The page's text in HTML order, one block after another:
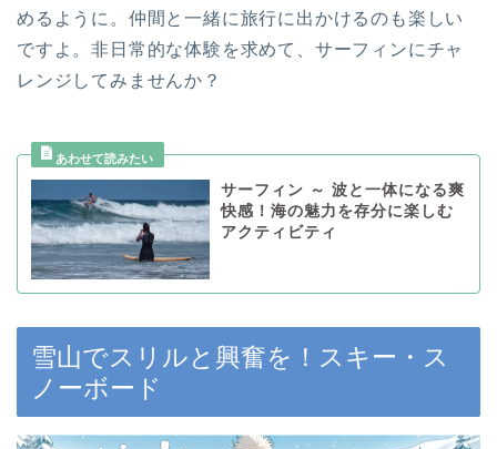
めるように。仲間と一緒に旅行に出かけるのも楽しい
ですよ。非日常的な体験を求めて、サーフィンにチャ
レンジしてみませんか？
サーフィン ～ 波と一体になる爽
快感！海の魅力を存分に楽しむ
アクティビティ
雪山でスリルと興奮を！スキー・ス
ノーボード